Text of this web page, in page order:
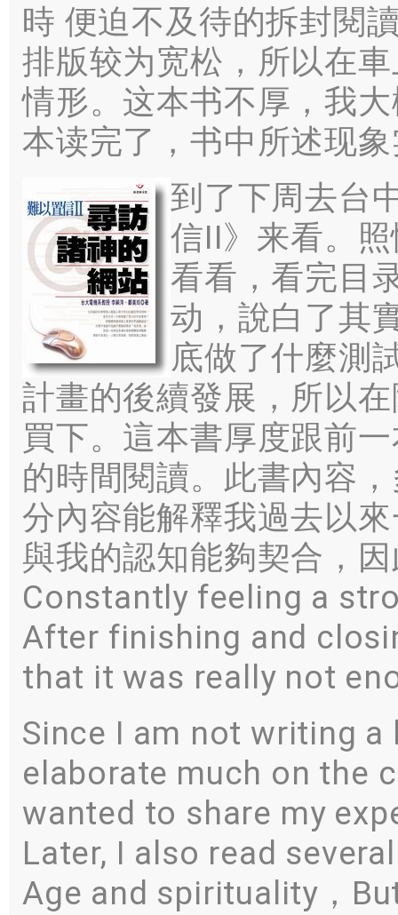
時 便迫不及待的拆封閱
排版较为宽松，所以在
情形。这本书不厚，我
本读完了，书中所述现
到了下周去台
信II》来看。
看看，看完目
动，說白了其
底做了什麼測
計畫的後續發展， 所以
買下。 這本書厚度跟前
的時間閱讀。 此書內容 ，
分內容能解釋我過去以
與我的認知能夠契合，
Constantly feeling a
After finishing and
that it was really not
Since I am not writing
elaborate much on the
wanted to share my
Later, I also read
Age and spirituality，